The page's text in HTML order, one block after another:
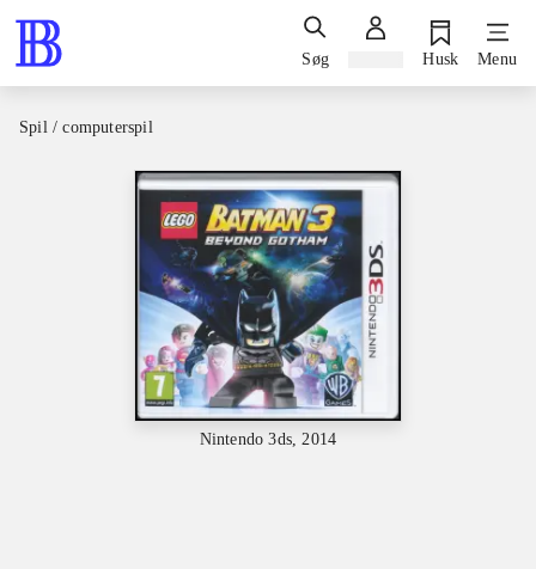
Søg Husk Menu
Spil / computerspil
Nintendo 3ds, 2014